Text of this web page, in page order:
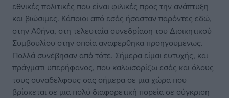
εθνικές πολιτικές που είναι φιλικές προς την ανάπτυξη
και βιώσιμες. Κάποιοι από εσάς ήσασταν παρόντες εδώ,
στην Αθήνα, στη τελευταία συνεδρίαση του Διοικητικού
Συμβουλίου στην οποία αναφέρθηκα προηγουμένως.
Πολλά συνέβησαν από τότε. Σήμερα είμαι ευτυχής, και
πράγματι υπερήφανος, που καλωσορίζω εσάς και όλους
τους συναδέλφους σας σήμερα σε μια χώρα που
βρίσκεται σε μια πολύ διαφορετική πορεία σε σύγκριση